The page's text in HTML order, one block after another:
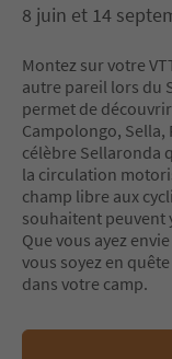
8 juin et 14
Montez sur votre
autre pareil lors du
permet de
Campolongo, Sella,
célèbre Sellaronda
la circulation
champ libre aux
souhaitent peuvent
Que vous ayez
vous soyez en
dans votre camp.